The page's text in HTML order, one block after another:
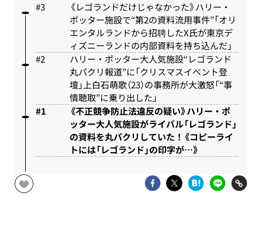
《レゴランドだけじゃなかった》ハリー・
ポッター施設で“第2の資料流用事件”「オリ
エンタルランドから招聘したX氏が東京デ
ィズニーランドの内部資料を持ち込んだ」
ハリー・ポッター大人気施設“レゴランド
丸パクリ報道”に「クリスマスイベント登
壇」上白石萌歌（23）の事務所が大激怒「“事
情聴取”に乗り出した」
《不正競争防止法違反の疑い》ハリー・ポ
ッター大人気施設がライバル「レゴランド」
の資料を丸パクリしていた！《コピーライ
トには「レゴランド」の印字が…》